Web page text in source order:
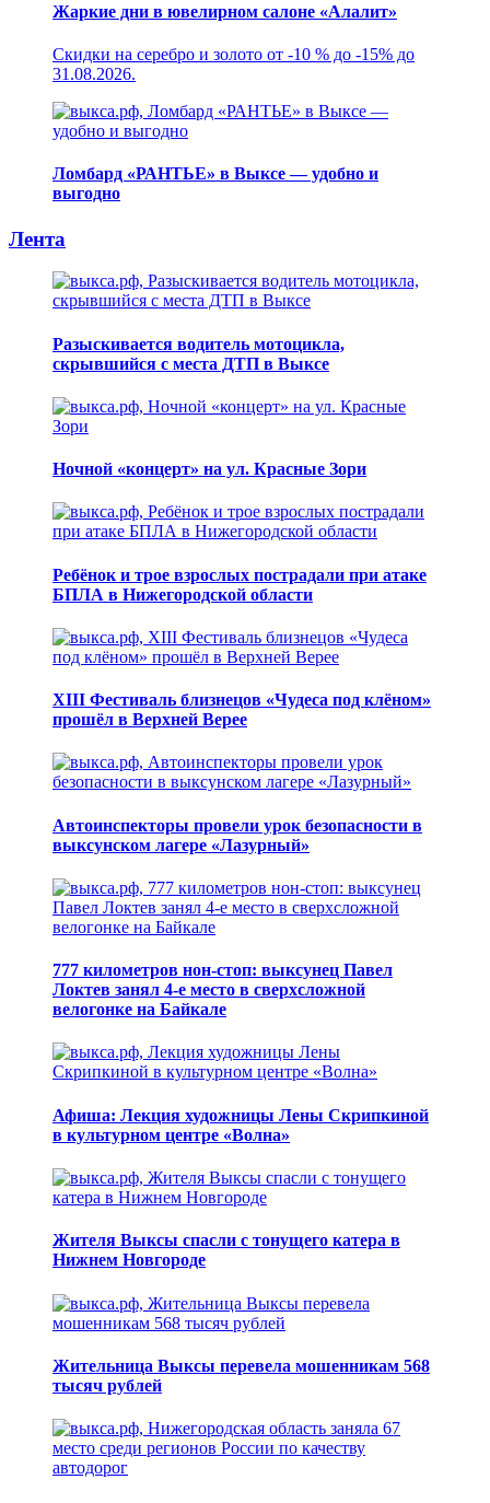
Жаркие дни в ювелирном салоне «Алалит»
Скидки на серебро и золото от -10 % до -15% до
31.08.2026.
Ломбард «РАНТЬЕ» в Выксе — удобно и
выгодно
Лента
Разыскивается водитель мотоцикла,
скрывшийся с места ДТП в Выксе
Ночной «концерт» на ул. Красные Зори
Ребёнок и трое взрослых пострадали при атаке
БПЛА в Нижегородской области
XIII Фестиваль близнецов «Чудеса под клёном»
прошёл в Верхней Верее
Автоинспекторы провели урок безопасности в
выксунском лагере «Лазурный»
777 километров нон-стоп: выксунец Павел
Локтев занял 4-е место в сверхсложной
велогонке на Байкале
Афиша: Лекция художницы Лены Скрипкиной
в культурном центре «Волна»
Жителя Выксы спасли с тонущего катера в
Нижнем Новгороде
Жительница Выксы перевела мошенникам 568
тысяч рублей